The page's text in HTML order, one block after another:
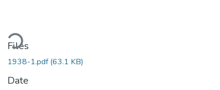
Files
1938-1.pdf(63.1 KB)
Date